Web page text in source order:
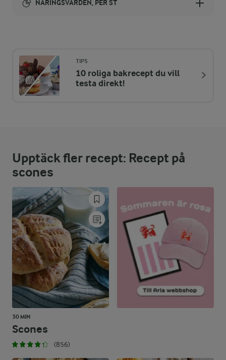
NÄRINGSVÄRDEN, PER ST
ENERGIDISTRIBUTION %
NÄRINGSVÄRDEN PER ST
Fett:
56 %
22,4 g
Kolhydrater:
38,9 %
33,9 g
TIPS
10 roliga bakrecept du vill
testa direkt!
Upptäck fler recept: Recept på
scones
30 MIN
Scones
(856)